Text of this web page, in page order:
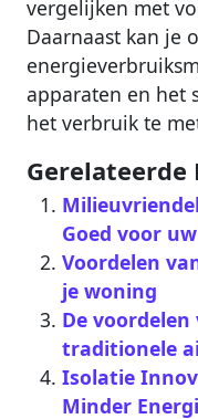
Daarnaast kan je
apparaten en het
het verbruik te
Gerelateerde
Goed voor
Voordelen
je woning
De
traditionele
Isolatie
Minder